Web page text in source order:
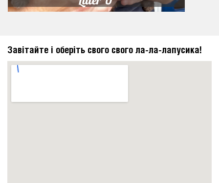
Завітайте і оберіть свого свого ла-ла-лапусика!
https://embedgooglemaps.com/en/